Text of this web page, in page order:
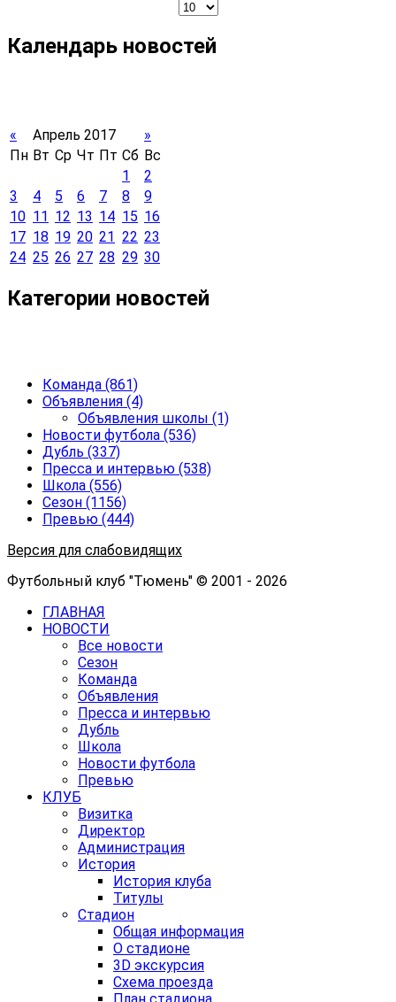
Календарь новостей
« Апрель 2017
»
Пн Вт Ср Чт Пт Сб Вс
1
2
3
4 5 6 7 8
9
10 11 12 13 14 15 16
17 18 19 20 21 22 23
24 25 26 27 28 29 30
Категории новостей
Команда (861)
Объявления (4)
Объявления школы (1)
Новости футбола (536)
Дубль (337)
Пресса и интервью (538)
Школа (556)
Сезон (1156)
Превью (444)
Версия для слабовидящих
Футбольный клуб "Тюмень" © 2001 - 2026
ГЛАВНАЯ
НОВОСТИ
Все новости
Сезон
Команда
Объявления
Пресса и интервью
Дубль
Школа
Новости футбола
Превью
КЛУБ
Визитка
Директор
Администрация
История
История клуба
Титулы
Стадион
Общая информация
О стадионе
3D экскурсия
Схема проезда